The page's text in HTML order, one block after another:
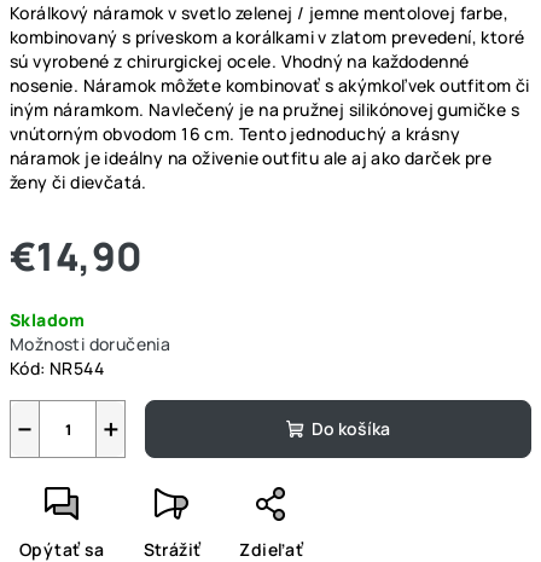
Korálkový náramok v svetlo zelenej / jemne mentolovej farbe,
kombinovaný s príveskom a korálkami v zlatom prevedení, ktoré
sú vyrobené z chirurgickej ocele. Vhodný na každodenné
nosenie. Náramok môžete kombinovať s akýmkoľvek outfitom či
iným náramkom. Navlečený je na pružnej silikónovej gumičke s
vnútorným obvodom 16 cm. Tento jednoduchý a krásny
náramok je ideálny na oživenie outfitu ale aj ako darček pre
ženy či dievčatá.
€14,90
cena:
Skladom
Možnosti doručenia
Kód: NR544
+
− Do košíka
Opýtať sa Strážiť Zdieľať